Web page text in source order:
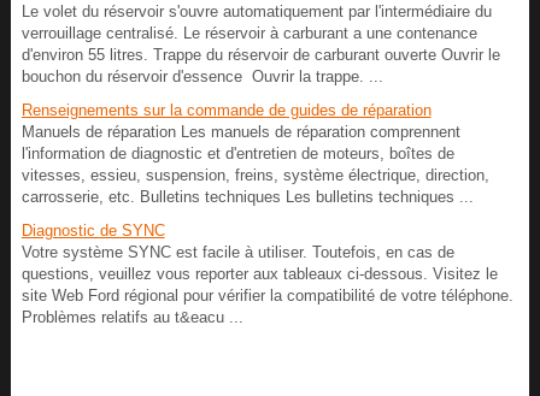
Le volet du réservoir s'ouvre automatiquement par l'intermédiaire du
verrouillage centralisé. Le réservoir à carburant a une contenance
d'environ 55 litres. Trappe du réservoir de carburant ouverte Ouvrir le
bouchon du réservoir d'essence Ouvrir la trappe. ...
Renseignements sur la commande de guides de réparation
Manuels de réparation Les manuels de réparation comprennent
l'information de diagnostic et d'entretien de moteurs, boîtes de
vitesses, essieu, suspension, freins, système électrique, direction,
carrosserie, etc. Bulletins techniques Les bulletins techniques ...
Diagnostic de SYNC
Votre système SYNC est facile à utiliser. Toutefois, en cas de
questions, veuillez vous reporter aux tableaux ci-dessous. Visitez le
site Web Ford régional pour vérifier la compatibilité de votre téléphone.
Problèmes relatifs au t&eacu ...